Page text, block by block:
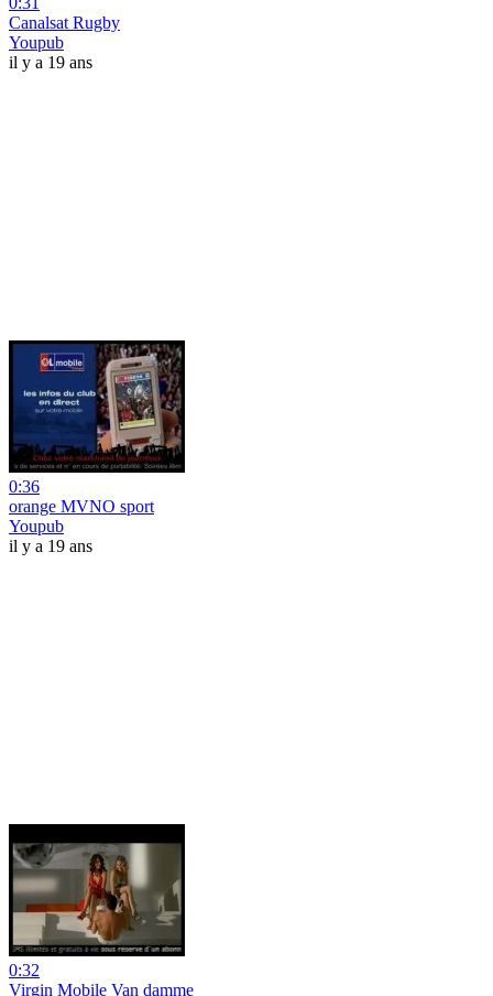
Canalsat Rugby
Youpub
il y a 19 ans
0:36
orange MVNO sport
Youpub
il y a 19 ans
0:32
Virgin Mobile Van damme